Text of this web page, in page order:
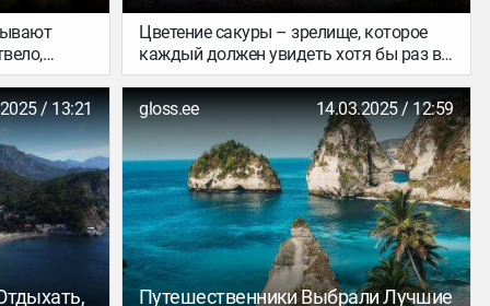
мостом
вы уже
и
вам
В этих
Тбилиси
Прекрасна
Цветение сакуры – зрелище, которое
каждый должен увидеть хотя бы раз в
жизни, даже если в душе он прагматик,
считающий, что «деревья – это просто
деревья». Держите список лучших мест,
где можно насладиться этим чудом
природы.
/ 13:21 gloss.ee 14.03.2025 / 12:59
Путешественники Выбрали Лучшие